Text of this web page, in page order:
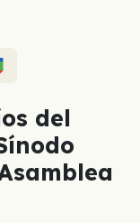
del